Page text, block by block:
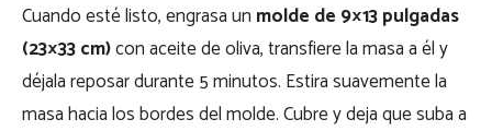
Cuando esté listo, engrasa un molde de 9×13 pulgadas
(23×33 cm)con aceite de oliva, transfiere la masa a él y
déjala reposar durante 5 minutos. Estira suavemente la
masa hacia los bordes del molde. Cubre y deja que suba a